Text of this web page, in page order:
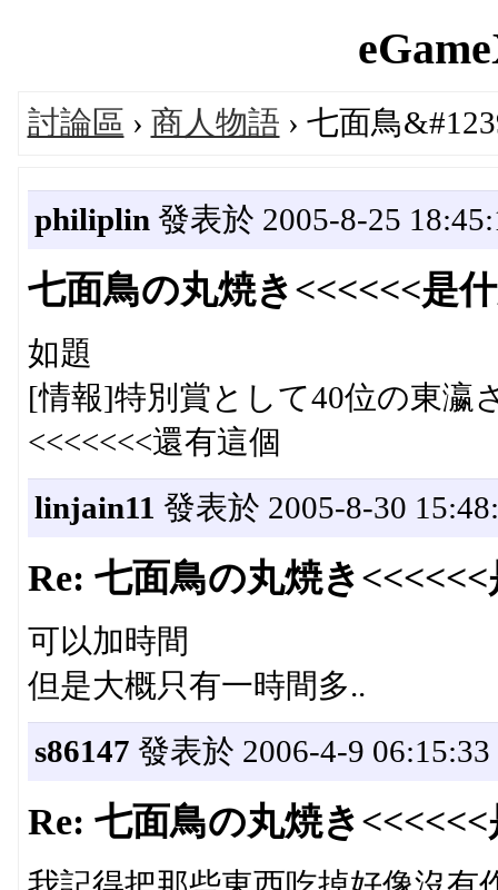
討論區 › 商人物語 › 七面鳥
philiplin 發表於 2005-8-25
七面鳥の丸焼き<<<<<<是
如題
[情報]特別賞として40位の東瀛
<<<<<<<還有這個
linjain11 發表於 2005-8-30
Re: 七面鳥の丸焼き
可以加時間
但是大概只有一時間多..
s86147 發表於 2006-4-9 06:15:33
Re: 七面鳥の丸焼き